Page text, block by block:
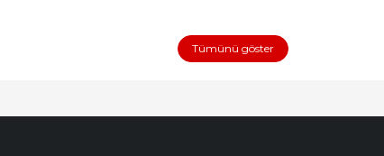
Tümünü göster